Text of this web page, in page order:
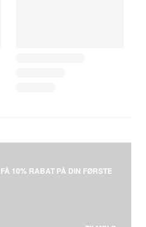
10% RABAT PÅ DIN FØRSTE